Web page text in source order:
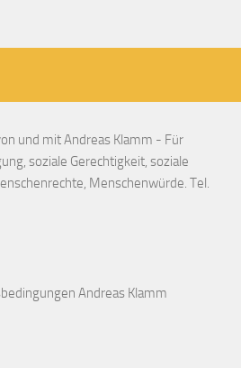
und mit Andreas Klamm - Für
soziale Gerechtigkeit, soziale
Menschenwürde. Tel.
Andreas Klamm